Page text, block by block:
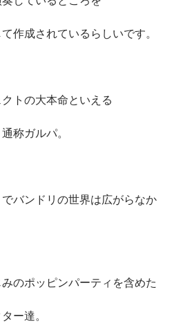
作成されているらしいです。
トの大本命といえる
称ガルパ。
バンドリの世界は広がらなか
のポッピンパーティを含めた
ー達。